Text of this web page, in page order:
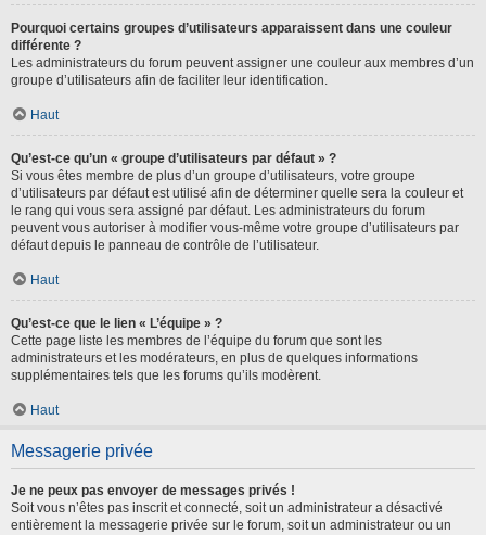
Pourquoi certains groupes d’utilisateurs apparaissent dans une couleur
différente ?
Les administrateurs du forum peuvent assigner une couleur aux membres d’un
groupe d’utilisateurs afin de faciliter leur identification.
Haut
Qu’est-ce qu’un « groupe d’utilisateurs par défaut » ?
Si vous êtes membre de plus d’un groupe d’utilisateurs, votre groupe
d’utilisateurs par défaut est utilisé afin de déterminer quelle sera la couleur et
le rang qui vous sera assigné par défaut. Les administrateurs du forum
peuvent vous autoriser à modifier vous-même votre groupe d’utilisateurs par
défaut depuis le panneau de contrôle de l’utilisateur.
Haut
Qu’est-ce que le lien « L’équipe » ?
Cette page liste les membres de l’équipe du forum que sont les
administrateurs et les modérateurs, en plus de quelques informations
supplémentaires tels que les forums qu’ils modèrent.
Haut
Messagerie privée
Je ne peux pas envoyer de messages privés !
Soit vous n’êtes pas inscrit et connecté, soit un administrateur a désactivé
entièrement la messagerie privée sur le forum, soit un administrateur ou un